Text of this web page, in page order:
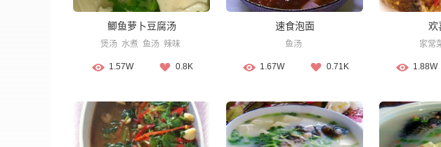
鲫鱼萝卜豆腐汤
煲汤 水煮 鱼汤 辣味
1.57W 0.8K
速食泡面
鱼汤
1.67W 0.71K
欢
家常
1.88W